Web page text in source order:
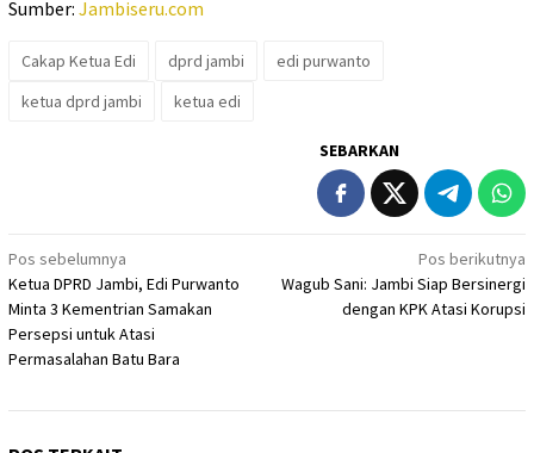
Sumber: Jambiseru.com
Cakap Ketua Edi dprd jambi
edi purwanto
ketua dprd jambi
ketua edi
SEBARKAN
Navigasi
pos
Pos sebelumnya
Ketua DPRD Jambi, Edi Purwanto
Minta 3 Kementrian Samakan
Persepsi untuk Atasi
Permasalahan Batu Bara
Pos berikutnya
Wagub Sani: Jambi Siap Bersinergi
dengan KPK Atasi Korupsi